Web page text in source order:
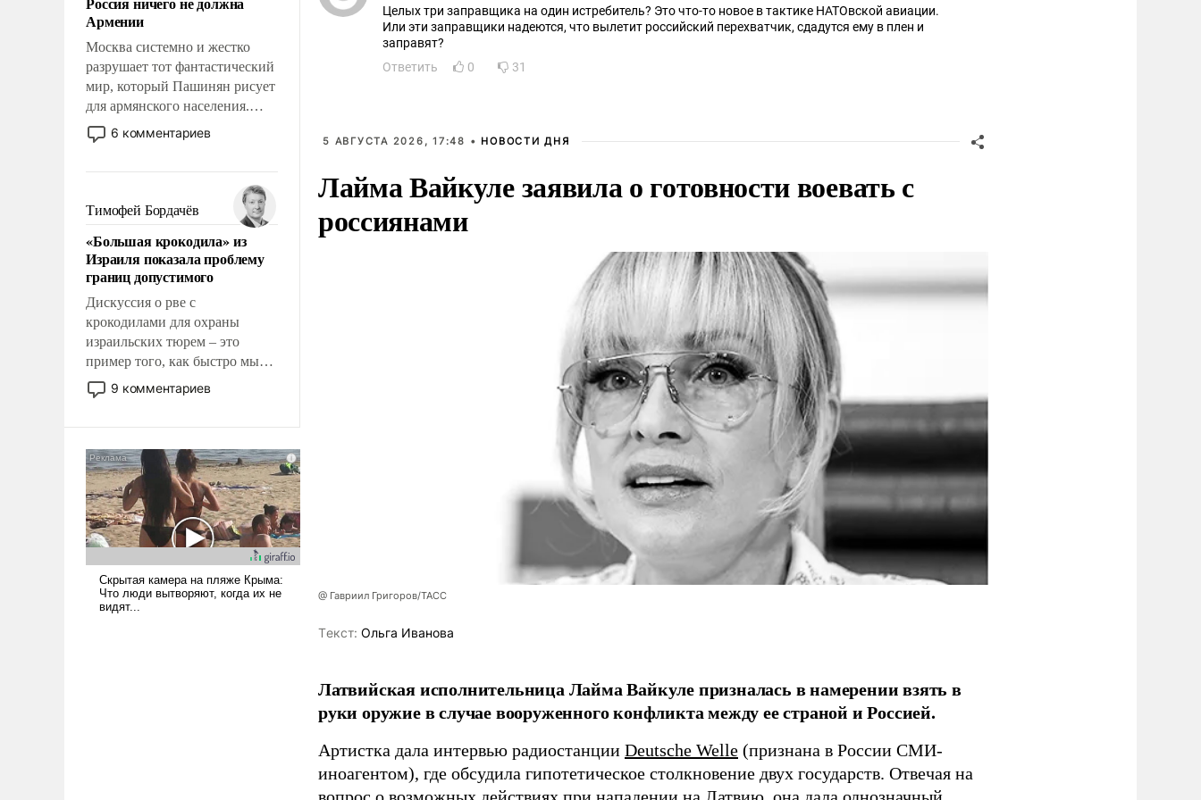
уязвимости США, например,
перед Китаем.
Армении
Москва системно и жестко
разрушает тот фантастический
мир, который Пашинян рисует
для армянского населения.
Мир, где этому населению все
должны просто по
политические прожекты будут
беспрекословно оплачиваться
за счет российских
налогоплательщиков и где за
свои поступки не нужно
отвечать.
6 комментариев
Тимофей Бордачёв
«Большая крокодила» из
Израиля показала проблему
границ допустимого
Дискуссия о рве с
крокодилами для охраны
израильских тюрем – это
пример того, как быстро мы
двигаемся по пути
революционных изменений.
псевдонаучной фантастики,
стало всерьез обсуждаемой
идеей.
9 комментариев
Целых три заправщика на один истребитель? Это что-то новое в тактике НАТОвской авиации.
Или эти заправщики надеются, что вылетит российский перехватчик, сдадутся ему в плен и
заправят?
Ответить
0 31
5 АВГУСТА 2026, 17:48 • НОВОСТИ ДНЯ
Лайма Вайкуле заявила о готовности воевать с
россиянами
@ Гавриил Григоров/ТАСС
Tекст: Ольга Иванова
Латвийская исполнительница Лайма Вайкуле призналась в намерении взять в
руки оружие в случае вооруженного конфликта между ее страной и Россией.
Артистка дала интервью радиостанции Deutsche Welle (признана в России СМИ-
иноагентом), где обсудила гипотетическое столкновение двух государств. Отвечая на